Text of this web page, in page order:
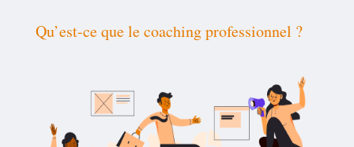
Qu’est-ce que le coaching professionnel ?